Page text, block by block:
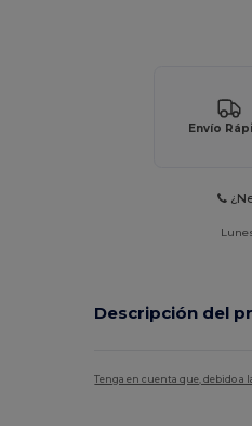
Envío
Descripción del
Tenga en cuenta que, debido a